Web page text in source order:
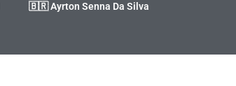
🇧🇷 Ayrton Senna Da Silva